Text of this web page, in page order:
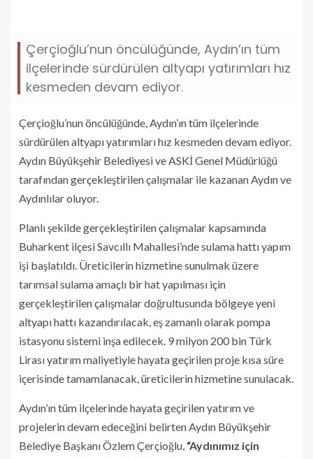
Çerçioğlu’nun öncülüğünde, Aydın’ın tüm
ilçelerinde sürdürülen altyapı yatırımları hız
kesmeden devam ediyor.
Çerçioğlu’nun öncülüğünde, Aydın’ın tüm ilçelerinde
sürdürülen altyapı yatırımları hız kesmeden devam ediyor.
Aydın Büyükşehir Belediyesi ve ASKİ Genel Müdürlüğü
tarafından gerçekleştirilen çalışmalar ile kazanan Aydın ve
Aydınlılar oluyor.
Planlı şekilde gerçekleştirilen çalışmalar kapsamında
Buharkent ilçesi Savcıllı Mahallesi’nde sulama hattı yapım
işi başlatıldı. Üreticilerin hizmetine sunulmak üzere
tarımsal sulama amaçlı bir hat yapılması için
gerçekleştirilen çalışmalar doğrultusunda bölgeye yeni
altyapı hattı kazandırılacak, eş zamanlı olarak pompa
istasyonu sistemi inşa edilecek. 9 milyon 200 bin Türk
Lirası yatırım maliyetiyle hayata geçirilen proje kısa süre
içerisinde tamamlanacak, üreticilerin hizmetine sunulacak.
Aydın’ın tüm ilçelerinde hayata geçirilen yatırım ve
projelerin devam edeceğini belirten Aydın Büyükşehir
Belediye Başkanı Özlem Çerçioğlu, “Aydınımız için